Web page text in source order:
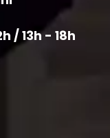
/ 13h - 18h